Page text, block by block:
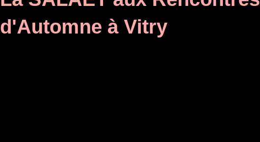
d'Automne à Vitry